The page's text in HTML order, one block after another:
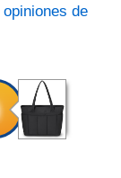
opiniones de